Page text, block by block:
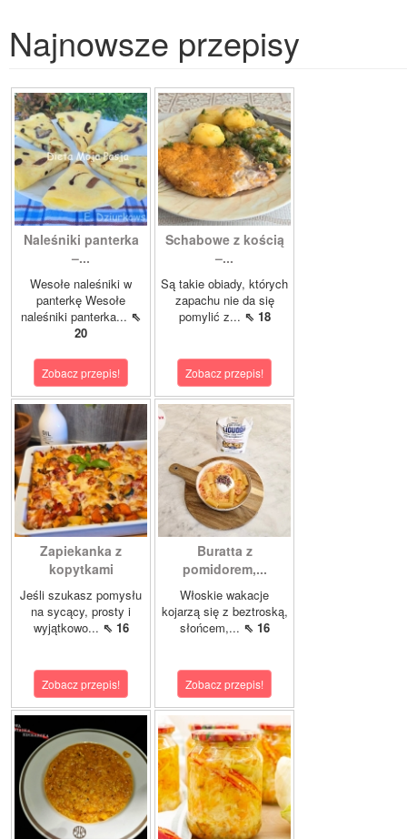
Najnowsze przepisy
Naleśniki panterka
–...
Wesołe naleśniki w
panterkę Wesołe
naleśniki panterka... ⇖
20
Zobacz przepis!
Schabowe z kością
–...
Są takie obiady, których
zapachu nie da się
pomylić z... ⇖ 18
Zobacz przepis!
Zapiekanka z
kopytkami
Jeśli szukasz pomysłu
na sycący, prosty i
wyjątkowo... ⇖ 16
Zobacz przepis!
Buratta z
pomidorem,...
Włoskie wakacje
kojarzą się z beztroską,
słońcem,... ⇖ 16
Zobacz przepis!